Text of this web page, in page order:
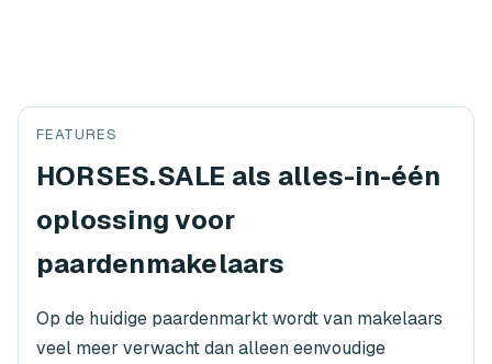
FEATURES
HORSES.SALE als alles-in-één
oplossing voor
paardenmakelaars
Op de huidige paardenmarkt wordt van makelaars
veel meer verwacht dan alleen eenvoudige